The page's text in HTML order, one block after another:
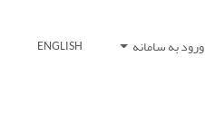
ورود به سامانه ENGLISH